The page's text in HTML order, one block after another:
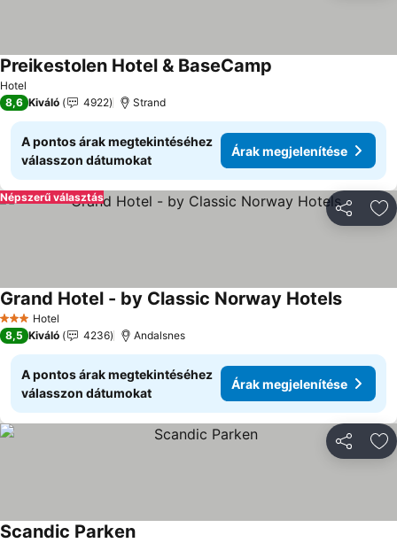
Hotel
Preikestolen Hotel & BaseCamp
8,6 Kiváló 4922 Strand
A pontos árak megtekintéséhez
válasszon dátumokat
Árak megjelenítése
Népszerű választás
3 Kategória
Hotel
Grand Hotel - by Classic Norway Hotels
8,5 Kiváló 4236 Andalsnes
A pontos árak megtekintéséhez
válasszon dátumokat
Árak megjelenítése
Scandic Parken